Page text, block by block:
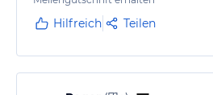
Hilfreich Teilen